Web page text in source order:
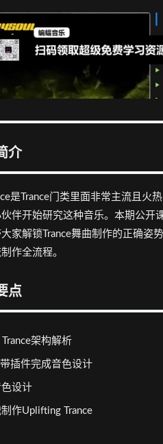
介
是Trance门类里面非常主流且火
伴开始研究这种音乐。本期公开
家解锁Trance舞曲制作的正确
作全流程。
点
架构解析
插件完成音色设计
设计
作Uplifting Trance